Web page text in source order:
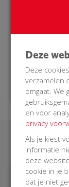
Doneer nu
start de
30 dagen
Deze
Deze
verzamelen
omgaat. We
en voor
privacy
Als je kiest
informatie
deze
cookie in je
dat je niet